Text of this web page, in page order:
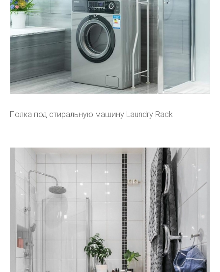
Полка под стиральную машину Laundry Rack